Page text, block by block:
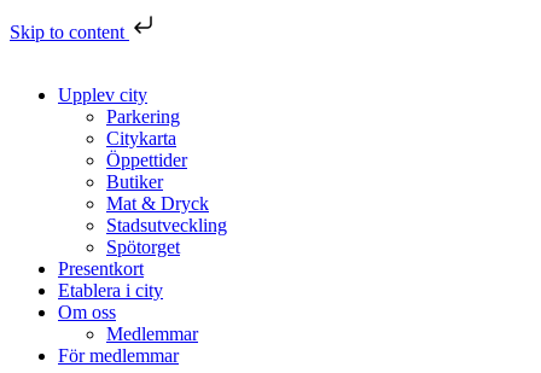
Skip to content
Upplev city
Parkering
Citykarta
Öppettider
Butiker
Mat & Dryck
Stadsutveckling
Spötorget
Presentkort
Etablera i city
Om oss
Medlemmar
För medlemmar